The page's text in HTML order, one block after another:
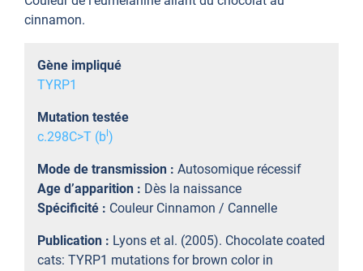
cinnamon.
Gène impliqué
TYRP1
Mutation testée
c.298C>T (b)
Mode de transmission : Autosomique récessif
Age d’apparition : Dès la naissance
Spécificité : Couleur Cinnamon / Cannelle
Publication : Lyons et al. (2005). Chocolate coated
cats: TYRP1 mutations for brown color in